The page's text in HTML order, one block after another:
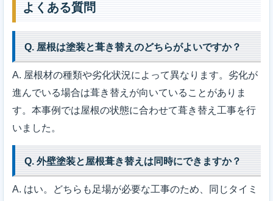
よくある質問
Q. 屋根は塗装と葺き替えのどちらがよいですか？
A. 屋根材の種類や劣化状況によって異なります。劣化が
進んでいる場合は葺き替えが向いていることがありま
す。本事例では屋根の状態に合わせて葺き替え工事を行
いました。
Q. 外壁塗装と屋根葺き替えは同時にできますか？
A. はい。どちらも足場が必要な工事のため、同じタイミ